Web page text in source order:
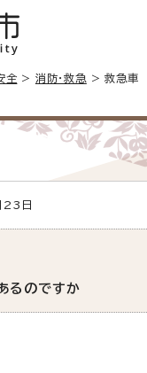
全 > 消防・救急 > 救急車
日
るのですか